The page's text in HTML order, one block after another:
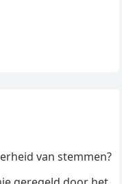
van stemmen?